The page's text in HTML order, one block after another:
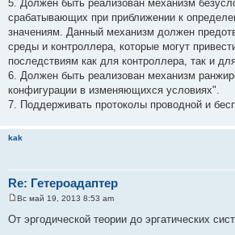
5. Должен быть реализован механизм
срабатывающих при приближении к
значениям. Данный механизм должен
среды и контроллера, которые могут
последствиям как для контроллера, так и
6. Должен быть реализован механизм
конфигурации в изменяющихся условиях".
7. Поддерживать протоколы проводной и
kak
Re: Гетероадаптер
о
Вс май 19, 2013 8:53 am
От эргодической теории до эргатических